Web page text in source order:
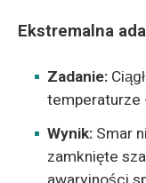
Ekstremalna
Zadanie:
temperaturze
Wynik: Smar
zamknięte